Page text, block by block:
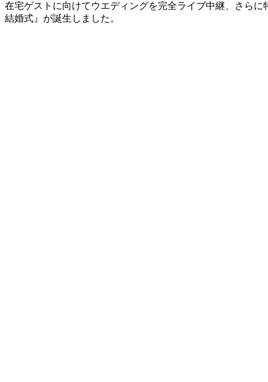
在宅ゲストに向けてウエディングを完全ライブ中継、さら
結婚式』が誕生しました。